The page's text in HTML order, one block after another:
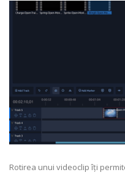
Rotirea unui videoclip îți